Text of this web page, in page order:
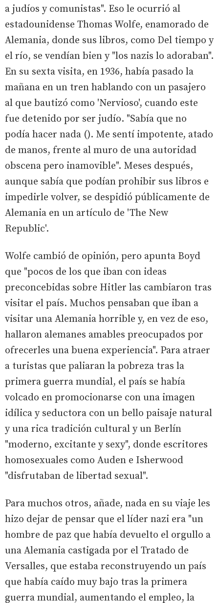
a judíos y comunistas". Eso le ocurrió al
estadounidense Thomas Wolfe, enamorado de
Alemania, donde sus libros, como Del tiempo y
el río, se vendían bien y "los nazis lo adoraban".
En su sexta visita, en 1936, había pasado la
mañana en un tren hablando con un pasajero
al que bautizó como 'Nervioso', cuando este
fue detenido por ser judío. "Sabía que no
podía hacer nada (). Me sentí impotente, atado
de manos, frente al muro de una autoridad
obscena pero inamovible". Meses después,
aunque sabía que podían prohibir sus libros e
impedirle volver, se despidió públicamente de
Alemania en un artículo de 'The New
Republic'.
Wolfe cambió de opinión, pero apunta Boyd
que "pocos de los que iban con ideas
preconcebidas sobre Hitler las cambiaron tras
visitar el país. Muchos pensaban que iban a
visitar una Alemania horrible y, en vez de eso,
hallaron alemanes amables preocupados por
ofrecerles una buena experiencia". Para atraer
a turistas que paliaran la pobreza tras la
primera guerra mundial, el país se había
volcado en promocionarse con una imagen
idílica y seductora con un bello paisaje natural
y una rica tradición cultural y un Berlín
"moderno, excitante y sexy", donde escritores
homosexuales como Auden e Isherwood
"disfrutaban de libertad sexual".
Para muchos otros, añade, nada en su viaje les
hizo dejar de pensar que el líder nazi era "un
hombre de paz que había devuelto el orgullo a
una Alemania castigada por el Tratado de
Versalles, que estaba reconstruyendo un país
que había caído muy bajo tras la primera
guerra mundial, aumentando el empleo, la